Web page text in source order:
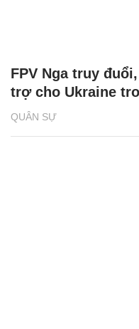
QUÂN SỰ
FPV Nga truy
trợ cho Ukraine